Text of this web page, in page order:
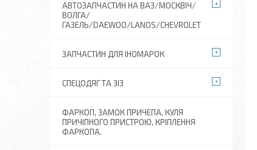
АВТОЗАПЧАСТИН НА ВАЗ/МОСКВІЧ/
ВОЛГА/
ГАЗЕЛЬ/DAEWOO/LANOS/CHEVROLET
ЗАПЧАСТИН ДЛЯ ІНОМАРОК
СПЕЦОДЯГ ТА ЗІЗ
ФАРКОП, ЗАМОК ПРИЧЕПА, КУЛЯ
ПРИЧІПНОГО ПРИСТРОЮ, КРІПЛЕННЯ
ФАРКОПА.